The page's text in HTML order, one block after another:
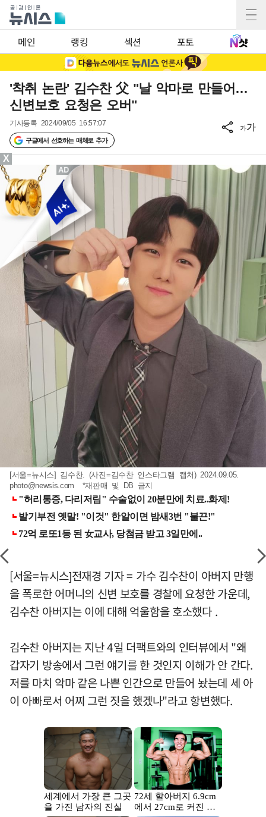
메인 랭킹 섹션 포토
'착취 논란' 김수찬 父 "날 악마로 만들어…
신변보호 요청은 오버"
기사등록 2024/09/05 16:57:07
구글에서 선호하는 매체로 추가
가가
[서울=뉴시스] 김수찬. (사진=김수찬 인스타그램 캡처) 2024.09.05.
photo@newsis.com *재판매 및 DB 금지
[서울=뉴시스]전재경 기자 = 가수 김수찬이 아버지 만행
을 폭로한 어머니의 신변 보호를 경찰에 요청한 가운데,
김수찬 아버지는 이에 대해 억울함을 호소했다 .
김수찬 아버지는 지난 4일 더팩트와의 인터뷰에서 "왜
갑자기 방송에서 그런 얘기를 한 것인지 이해가 안 간다.
저를 마치 악마 같은 나쁜 인간으로 만들어 놨는데 세 아
이 아빠로서 어찌 그런 짓을 했겠나"라고 항변했다.
X